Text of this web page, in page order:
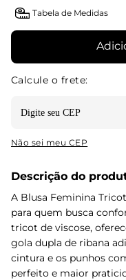
Tabela de Medidas
Não sei meu CEP
Descrição do
A Blusa Feminina
para quem busca
tricot de viscose,
gola dupla de ribana
cintura e os punhos
perfeito e maior